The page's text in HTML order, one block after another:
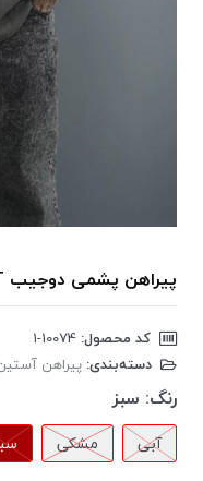
پیراهن پشمی دوجیب NEXT رنگ سبز سایز 4XL
کد محصول:
دسته‌بندی: پیراهن
رنگ: سبز
آبی مشکی